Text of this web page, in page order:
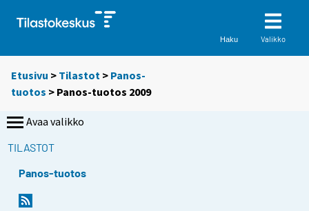
Haku Valikko
Etusivu > Tilastot > Panos-
tuotos > Panos-tuotos 2009
Avaa valikko
TILASTOT
Panos-tuotos